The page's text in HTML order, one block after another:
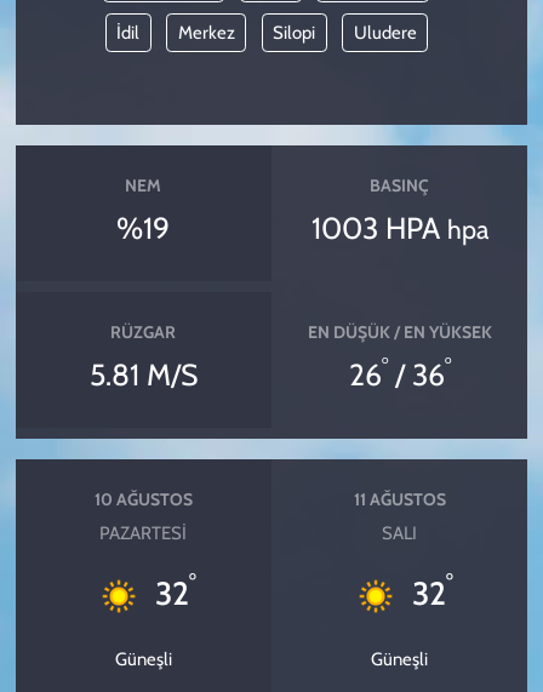
İdil Merkez Silopi Uludere
NEM
%19
BASINÇ
1003 HPA hpa
RÜZGAR
5.81 M/S
EN DÜŞÜK / EN YÜKSEK
26°/ 36°
10 AĞUSTOS
PAZARTESI
32°
Güneşli
11 AĞUSTOS
SALI
32°
Güneşli